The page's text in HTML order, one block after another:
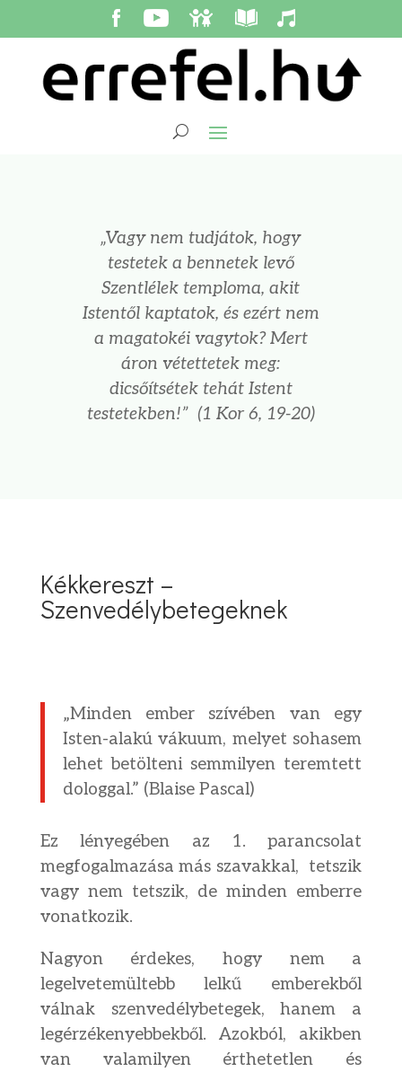
„Vagy nem tudjátok, hogy
testetek a bennetek levő
Szentlélek temploma, akit
Istentől kaptatok, és ezért nem
a magatokéi vagytok? Mert
áron vétettetek meg:
dicsőítsétek tehát Istent
testetekben!”(1 Kor 6, 19-20)
Kékkereszt –
Szenvedélybetegeknek
„Minden ember szívében van egy
Isten-alakú vákuum, melyet sohasem
lehet betölteni semmilyen teremtett
dologgal.” (Blaise Pascal)
Ez lényegében az 1. parancsolat
megfogalmazása más szavakkal, tetszik
vagy nem tetszik, de minden emberre
vonatkozik.
Nagyon érdekes, hogy nem a
legelvetemültebb lelkű emberekből
válnak szenvedélybetegek, hanem a
legérzékenyebbekből. Azokból, akikben
van valamilyen érthetetlen és